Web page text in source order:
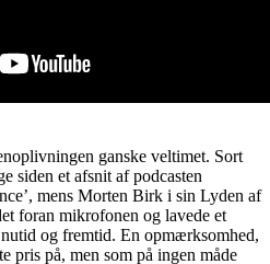
ganske veltimet. Sort
siden et afsnit af podcasten
mens Morten Birk i sin Lyden af
foran mikrofonen og lavede et
og fremtid. En opmærksomhed,
pris på, men som på ingen måde